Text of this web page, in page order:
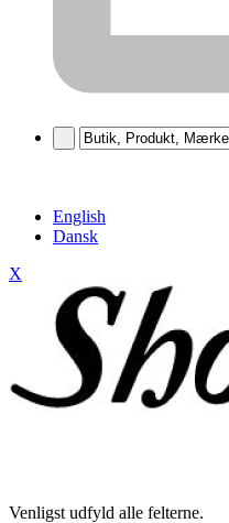
English
Dansk
X
Venligst udfyld alle felterne.